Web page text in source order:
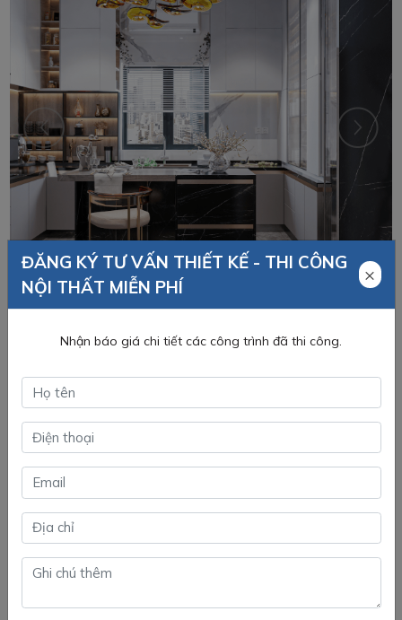
Mẫu 2
ĐĂNG KÝ TƯ VẤN THIẾT KẾ - THI CÔNG
NỘI THẤT MIỄN PHÍ
×
Nhận báo giá chi tiết các công trình đã thi công.